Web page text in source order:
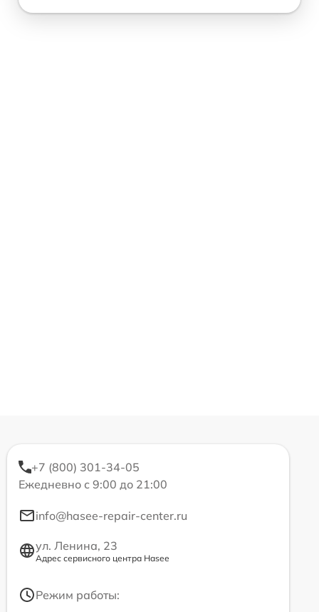
+7 (800) 301-34-05
Ежедневно с 9:00 до 21:00
info@hasee-repair-center.ru
ул. Ленина, 23
Адрес сервисного центра Hasee
Режим работы: